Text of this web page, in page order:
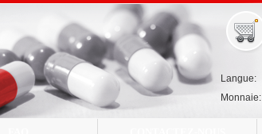
Langue:
Monnaie: